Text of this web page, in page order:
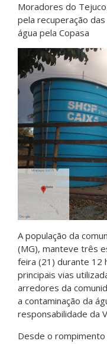
Moradores do
pela recuperação
água pela Copasa
A população da
(MG), manteve três
feira (21) durante 12
principais vias
arredores da
a contaminação da
responsabilidade da
Desde o